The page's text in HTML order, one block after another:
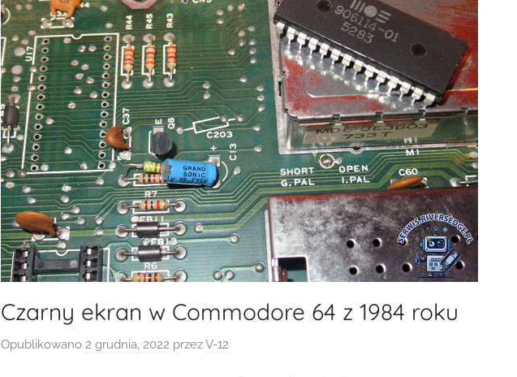
Czarny ekran w Commodore 64 z 1984 roku
Opublikowano 2 grudnia, 2022 przezV-12